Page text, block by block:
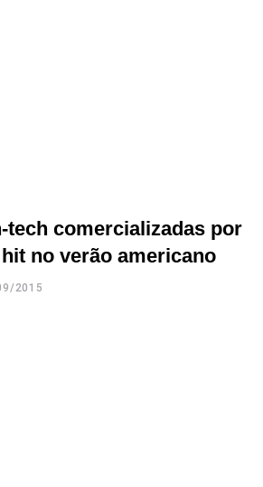
tech comercializadas por
no verão americano
2015